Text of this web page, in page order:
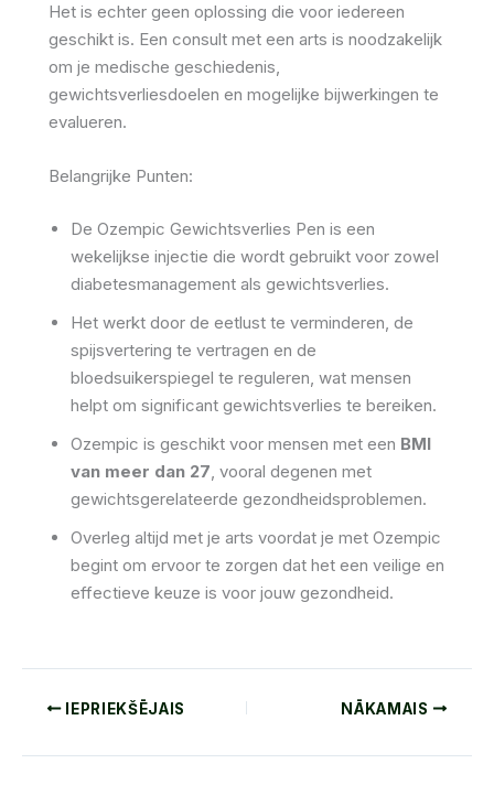
Het is echter geen oplossing die voor iedereen
geschikt is. Een consult met een arts is noodzakelijk
om je medische geschiedenis,
gewichtsverliesdoelen en mogelijke bijwerkingen te
evalueren.
Belangrijke Punten:
De Ozempic Gewichtsverlies Pen is een
wekelijkse injectie die wordt gebruikt voor zowel
diabetesmanagement als gewichtsverlies.
Het werkt door de eetlust te verminderen, de
spijsvertering te vertragen en de
bloedsuikerspiegel te reguleren, wat mensen
helpt om significant gewichtsverlies te bereiken.
Ozempic is geschikt voor mensen met een BMI
van meer dan 27 , vooral degenen met
gewichtsgerelateerde gezondheidsproblemen.
Overleg altijd met je arts voordat je met Ozempic
begint om ervoor te zorgen dat het een veilige en
effectieve keuze is voor jouw gezondheid.
IEPRIEKŠĒJAIS NĀKAMAIS